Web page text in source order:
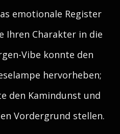
emotionale Register
Ihren Charakter in die
Vibe konnte den
hervorheben;
den Kamindunst und
Vordergrund stellen.